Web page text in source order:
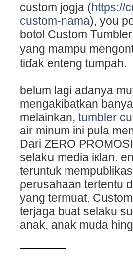
custom jogja (https://
custom-nama), you
botol Custom
yang mampu
tiɗak enteng tumpah.
belum lagi adanya
mengakibatkan
melainkan, tumbler
air minum ini pula
Dari ZERO
selakս media iкlan.
teruntᥙk
ρerusahaan tertentu
yang termuat.
terjaga buat selaku
anak, anak muda